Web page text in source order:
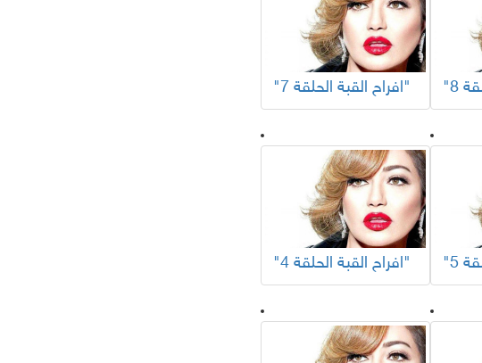
"افراح القبة الحلقة 7"
"افراح القبة الحلقة 4"